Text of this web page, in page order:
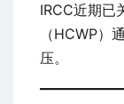
IRCC近期已
（HCWP）
压。